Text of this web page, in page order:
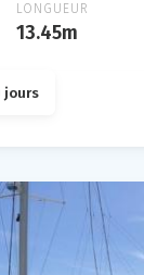
LONGUEUR
13.45m
jours